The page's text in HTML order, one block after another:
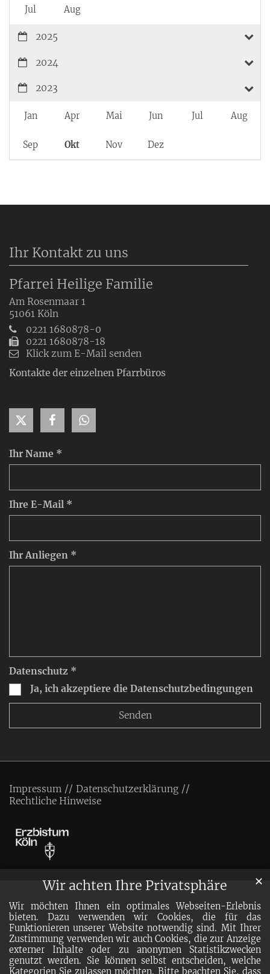
Wir achten Ihre Privatsphäre
Wir möchten Ihnen ein optimales Webseiten-Erlebnis
bieten. Dazu verwenden wir Cookies, die für das
Funktionieren unserer Website notwendig sind. Mit Ihrer
Zustimmung verwenden wir auch Cookies, die zur Anzeige
externer Inhalte oder zu anonymen Statistikzwecken
genutzt werden. Sie können selbst entscheiden, welche
Kategorien Sie zulassen möchten. Bitte beachten Sie, dass
✕
Jul Aug
2025
2024
2023
Jan Apr Mai Jun Jul Aug
Sep Okt Nov Dez
Ihr Name *
Ihre E-Mail *
Ihr Anliegen *
Datenschutz *
Ja, ich akzeptiere die Datenschutzbedingungen
Ihr Kontakt zu uns
Pfarrei Heilige Familie
Am Rosenmaar 1
51061 Köln
0221 1680878-0
0221 1680878-18
Klick zum E-Mail senden
Kontakte der einzelnen Pfarrbüros
Impressum
Datenschutzerklärung
Rechtliche Hinweise